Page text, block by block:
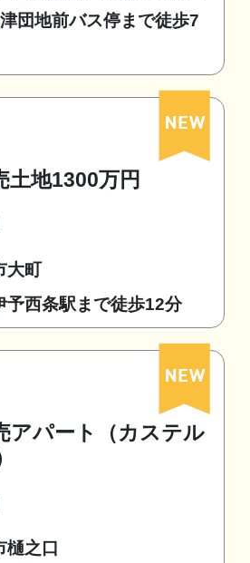
団地前バス停まで徒歩7
土地1300万円
大町
予西条駅まで徒歩12分
アパート（カステル
樋之口